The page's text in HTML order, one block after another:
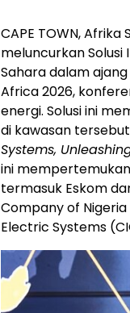
CAPE TOWN, Afrika
meluncurkan
Sahara dalam
Africa 2026,
energi. Solusi ini
di kawasan
Systems,
ini
termasuk Eskom
Company of
Electric Systems